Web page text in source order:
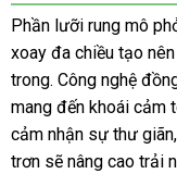
Rung
Sạc
Điện
Kích
Thích
Cực
Mạnh
Phần lưỡi rung mô
xoay đa chiều tạo
trong. Công nghệ
mang đến khoái cảm
cảm nhận sự thư
trơn sẽ nâng cao trải